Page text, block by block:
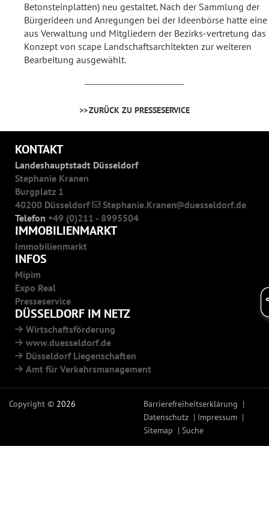
Betonsteinplatten) neu gestaltet. Nach der Sammlung der
Bürgerideen und Anregungen bei der Ideenbörse hatte eine
aus Verwaltung und Mitgliedern der Bezirks-vertretung das
Konzept von scape Landschaftsarchitekten zur weiteren
Bearbeitung ausgewählt.
ZURÜCK ZU PRESSESERVICE
KONTAKT
Landeshauptstadt Düsseldorf
Stephanie Kranen
Burgplatz 1
40200 Düsseldorf
Stephanie.Kranen
duesseldorf.de
Telefon +49 (0)211 - 8995504
IMMOBILIENMARKT
Immobilienmarkt
INFOS
Mipim
Expo Real
Presseservice
DÜSSELDORF IM NETZ
Wirtschaftsförderung
www.duesseldorf.de
Düsseldorf Liegenschaften
Amt für Verkehrsmanagement
Copyright © 2026
Barrierefreiheitserklärung
Datenschutz
Impressum
Sitemap
Suche